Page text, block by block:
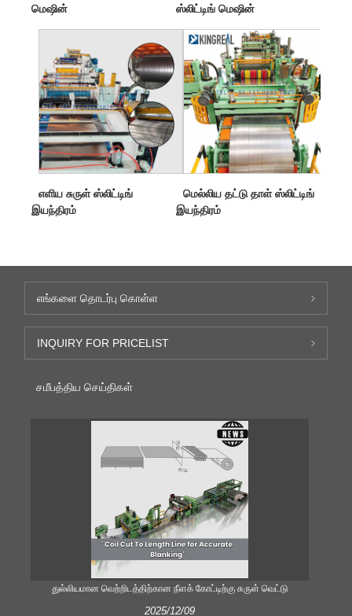
மெஷின்
ஸ்லிட்டிங் மெஷின்
எளிய சுருள் ஸ்லிட்டிங்
இயந்திரம்
மெல்லிய தட்டு தாள் ஸ்லிட்டிங்
இயந்திரம்
எங்களை தொடர்பு கொள்ள
INQUIRY FOR PRICELIST
சமீபத்திய செய்திகள்
துல்லியமான வெற்றிடத்திற்கான நீளக் கோட்டிற்கு சுருள் வெட்டு
2025/12/09